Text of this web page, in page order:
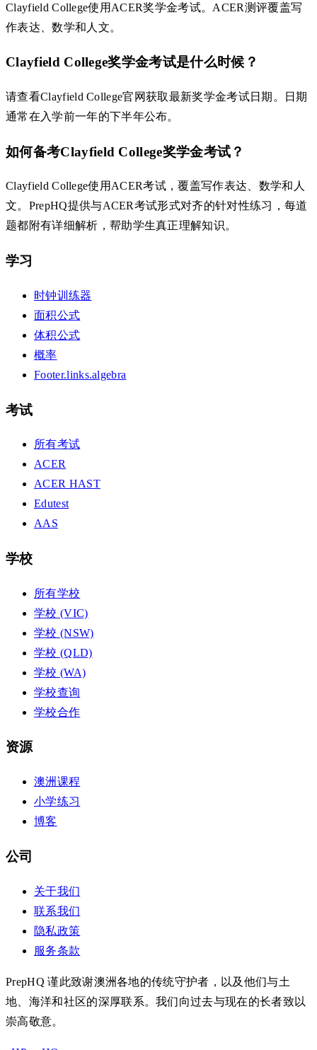
Clayfield College使用ACER奖学金考试。ACER测评覆盖写
作表达、数学和人文。
Clayfield College奖学金考试是什么时候？
请查看Clayfield College官网获取最新奖学金考试日期。日期
通常在入学前一年的下半年公布。
如何备考Clayfield College奖学金考试？
Clayfield College使用ACER考试，覆盖写作表达、数学和人
文。PrepHQ提供与ACER考试形式对齐的针对性练习，每道
题都附有详细解析，帮助学生真正理解知识。
学习
时钟训练器
面积公式
体积公式
概率
Footer.links.algebra
考试
所有考试
ACER
ACER HAST
Edutest
AAS
学校
所有学校
学校 (VIC)
学校 (NSW)
学校 (QLD)
学校 (WA)
学校查询
学校合作
资源
澳洲课程
小学练习
博客
公司
关于我们
联系我们
隐私政策
服务条款
PrepHQ 谨此致谢澳洲各地的传统守护者，以及他们与土
地、海洋和社区的深厚联系。我们向过去与现在的长者致以
崇高敬意。